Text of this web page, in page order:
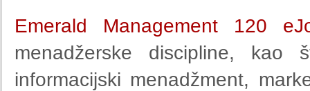
Emerald Management 120
menadžerske discipline, kao
informacijski menadžment,